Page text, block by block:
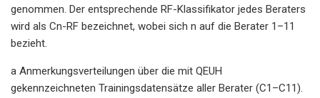
genommen. Der entsprechende RF-Klassifikator jedes Beraters
wird als Cn-RF bezeichnet, wobei sich n auf die Berater 1–11
bezieht.
a Anmerkungsverteilungen über die mit QEUH
gekennzeichneten Trainingsdatensätze aller Berater (C1–C11).